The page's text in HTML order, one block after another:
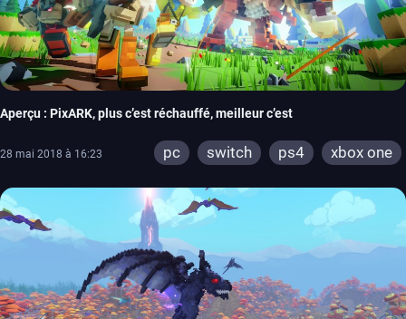
Aperçu : PixARK, plus c’est réchauffé, meilleur c’est
28 mai 2018 à 16:23 pc switch ps4 xbox one